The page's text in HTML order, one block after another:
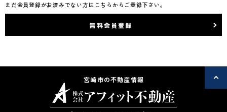
まだ会員登録がお済みでない方はこちらからご登録下さい。
無料会員登録
宮崎市の不動産情報